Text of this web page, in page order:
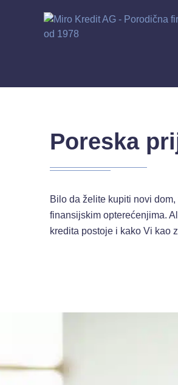
Poreska
Bilo da želite kupiti novi
finansijskim opterećenjima.
kredita postoje i kako Vi kao